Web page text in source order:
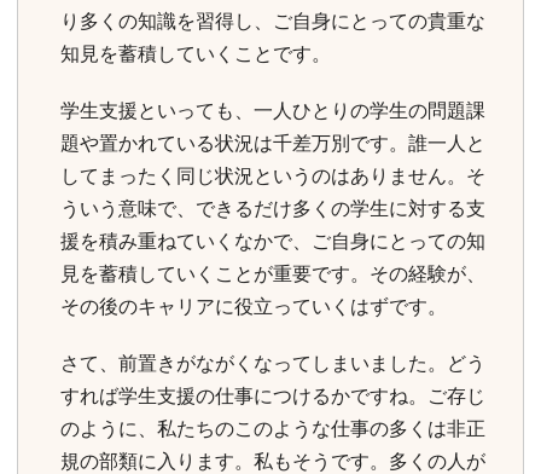
り多くの知識を習得し、ご自身にとっての貴重な
知見を蓄積していくことです。
学生支援といっても、一人ひとりの学生の問題課
題や置かれている状況は千差万別です。誰一人と
してまったく同じ状況というのはありません。そ
ういう意味で、できるだけ多くの学生に対する支
援を積み重ねていくなかで、ご自身にとっての知
見を蓄積していくことが重要です。その経験が、
その後のキャリアに役立っていくはずです。
さて、前置きがながくなってしまいました。どう
すれば学生支援の仕事につけるかですね。ご存じ
のように、私たちのこのような仕事の多くは非正
規の部類に入ります。私もそうです。多くの人が